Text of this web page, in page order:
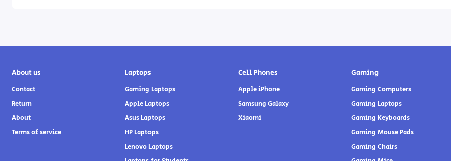
About us
Contact
Return
About
Terms of service
Laptops
Gaming Laptops
Apple Laptops
Asus Laptops
HP Laptops
Lenovo Laptops
Cell Phones
Apple iPhone
Samsung Galaxy
Xiaomi
Gaming
Gaming Computers
Gaming Laptops
Gaming Keyboards
Gaming Mouse Pads
Gaming Chairs